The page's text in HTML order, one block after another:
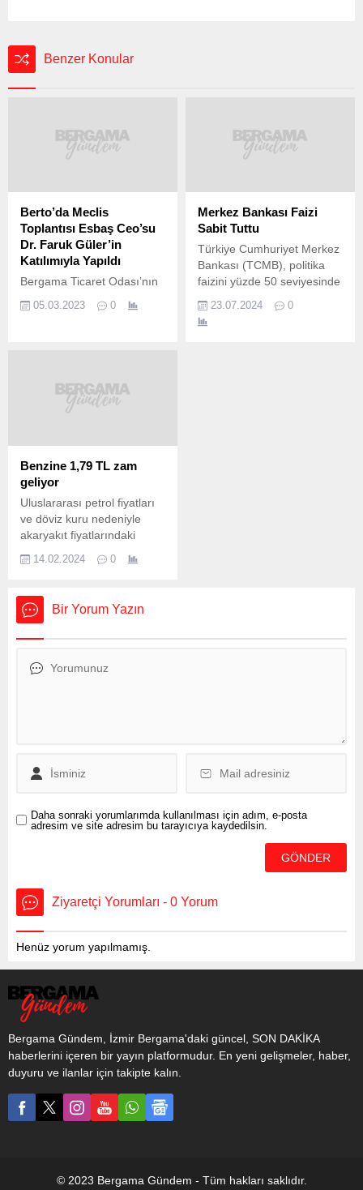
Benzer Konular
Berto’da Meclis
Toplantısı Esbaş Ceo’su
Dr. Faruk Güler’in
Katılımıyla Yapıldı
Bergama Ticaret Odası’nın
Ege Serbest Bölge Kurucu
Erdoğan‘ın başkanlık
yaptığı toplantıda Dr. Faruk
süren Batı Anadolu Serbest
Bölgesi’nin güncel durumu
hakkında BERTO Meclis
Üyeleri’ne bilgi verdi. Aynı
zamanda BASBAŞ...
05.03.2023 0
Merkez Bankası Faizi
Sabit Tuttu
Türkiye Cumhuriyet Merkez
Bankası (TCMB), politika
faizini yüzde 50 seviyesinde
paralel bir karar aldı. Bu
adımla birlikte, TCMB faiz
23.07.2024 0
Benzine 1,79 TL zam
geliyor
Uluslararası petrol fiyatları
ve döviz kuru nedeniyle
akaryakıt fiyatlarındaki
motorine gelen 2 lira 56
benzinde de fiyat değişiyor.
Benzine bu gece yarısından
fiyatlarındaki fahiş yükseliş,
14.02.2024 0
Bir Yorum Yazın
Daha sonraki yorumlarımda kullanılması için adım, e-posta
adresim ve site adresim bu tarayıcıya kaydedilsin.
Ziyaretçi Yorumları - 0 Yorum
Henüz yorum yapılmamış.
Bergama Gündem, İzmir Bergama'daki güncel, SON DAKİKA
haberlerini içeren bir yayın platformudur. En yeni gelişmeler, haber,
duyuru ve ilanlar için takipte kalın.
© 2023 Bergama Gündem - Tüm hakları saklıdır.